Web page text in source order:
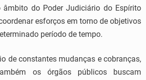
do Poder Judiciário do Espírito
esforços em torno de objetivos
período de tempo.
de constantes mudanças e cobranças,
os órgãos públicos buscam